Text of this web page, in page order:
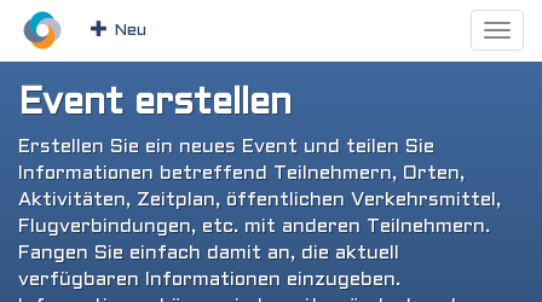
Neu
Event erstellen
Erstellen Sie ein neues Event und teilen Sie
Informationen betreffend Teilnehmern, Orten,
Aktivitäten, Zeitplan, öffentlichen Verkehrsmittel,
Flugverbindungen, etc. mit anderen Teilnehmern.
Fangen Sie einfach damit an, die aktuell
verfügbaren Informationen einzugeben.